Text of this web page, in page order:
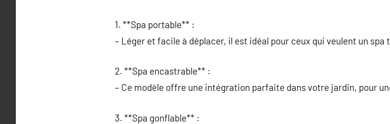
1. **Spa portable** :
– Léger et facile à déplacer, il est idéal pour ceux qui veulent un spa
2. **Spa encastrable** :
– Ce modèle offre une intégration parfaite dans votre jardin, pour
3. **Spa gonflable** :